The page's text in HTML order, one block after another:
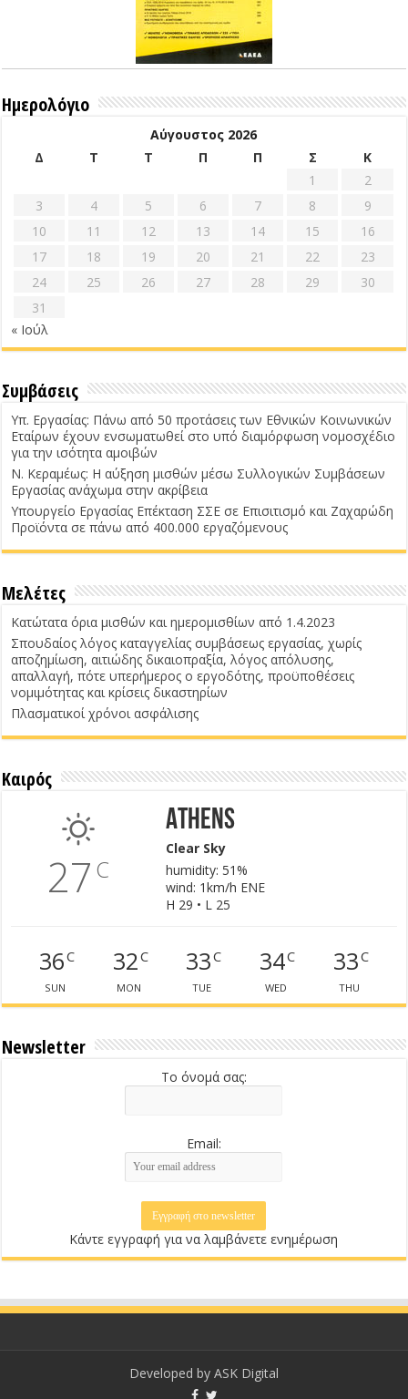
Ημερολόγιο
Αύγουστος 2026
Δ
Τ Τ Π Π Σ
Κ
1
2
3
4 5 6 7 8
9
10
11 12 13 14 15
16
17
18 19 20 21 22
23
24
25 26 27 28 29
30
31
« Ιούλ
Συμβάσεις
Υπ. Εργασίας: Πάνω από 50 προτάσεις των Εθνικών Κοινωνικών
Εταίρων έχουν ενσωματωθεί στο υπό διαμόρφωση νομοσχέδιο
για την ισότητα αμοιβών
Ν. Κεραμέως: Η αύξηση μισθών μέσω Συλλογικών Συμβάσεων
Εργασίας ανάχωμα στην ακρίβεια
Υπουργείο Εργασίας Επέκταση ΣΣΕ σε Επισιτισμό και Ζαχαρώδη
Προϊόντα σε πάνω από 400.000 εργαζόμενους
Μελέτες
Κατώτατα όρια μισθών και ημερομισθίων από 1.4.2023
Σπουδαίος λόγος καταγγελίας συμβάσεως εργασίας, χωρίς
αποζημίωση, αιτιώδης δικαιοπραξία, λόγος απόλυσης,
απαλλαγή, πότε υπερήμερος ο εργοδότης, προϋποθέσεις
νομιμότητας και κρίσεις δικαστηρίων
Πλασματικοί χρόνοι ασφάλισης
Καιρός
27 C
Athens
Clear Sky
humidity: 51%
wind: 1km/h ENE
H 29 • L 25
36C
SUN
32C
MON
33C
TUE
34C
WED
33C
THU
Newsletter
Το όνομά σας:
Email:
Κάντε εγγραφή για να λαμβάνετε ενημέρωση
Developed by ASK Digital